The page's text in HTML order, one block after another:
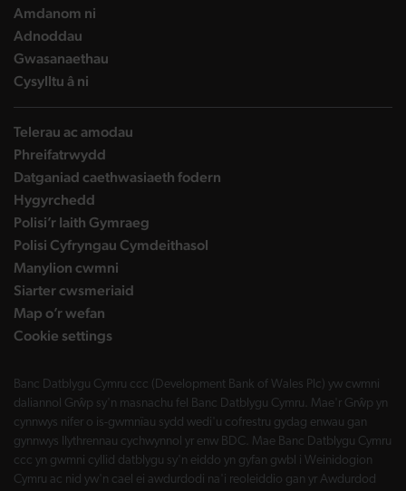
Amdanom ni
Adnoddau
Gwasanaethau
Cysylltu â ni
Telerau ac amodau
Phreifatrwydd
Datganiad caethwasiaeth fodern
Hygyrchedd
Polisi’r Iaith Gymraeg
Polisi Cyfryngau Cymdeithasol
Manylion cwmni
Siarter cwsmeriaid
Map o’r wefan
Cookie settings
Banc Datblygu Cymru ccc (Development Bank of Wales Plc) yw cwmni
daliannol Grŵp sy'n masnachu fel Banc Datblygu Cymru. Mae'r Grŵp yn
cynnwys nifer o is-gwmnïau sydd wedi'u cofrestru gydag enwau gan
gynnwys llythrennau cychwynnol yr enw BDC. Mae Banc Datblygu Cymru
ccc yn gwmni cyllid datblygu sy'n eiddo yn gyfan gwbl i Weinidogion
Cymru ac nid yw'n cael ei awdurdodi na'i reoleiddio gan yr Awdurdod